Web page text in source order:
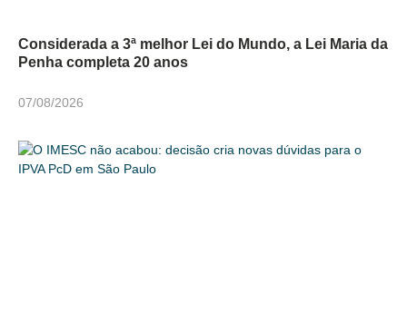
Considerada a 3ª melhor Lei do Mundo, a Lei Maria da
Penha completa 20 anos
07/08/2026